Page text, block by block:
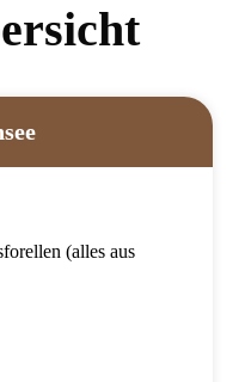
(alles aus